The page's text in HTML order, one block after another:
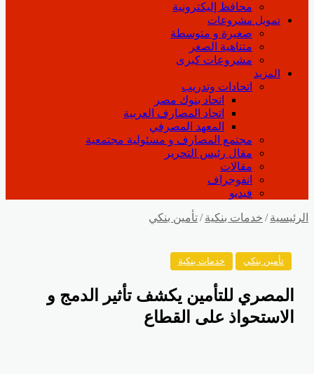
محافظ إليكترونية
تمويل مشروعات
صغيرة و متوسطة
متناهية الصغر
مشروعات كبرى
المزيد
اتحادات وتدريب
اتحاد بنوك مصر
اتحاد المصارف العربية
المعهد المصرفي
مجتمع المصارف و مسئولية مجتمعية
مقال رئيس التحرير
مقالات
انفوجراف
فيديو
/خدمات بنكية/تأمين بنكي
تأمين بنكي خدمات بنكية
المصري للتأمين يكشف تأثير الدمج و
الاستحواذ على القطاع